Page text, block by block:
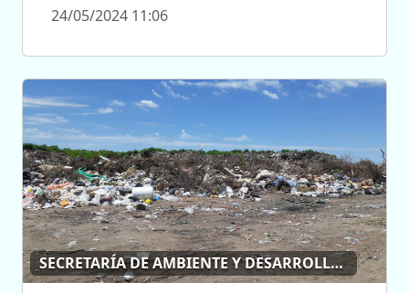
24/05/2024 11:06
SECRETARÍA DE AMBIENTE Y DESARROLLO SUSTENTABLE